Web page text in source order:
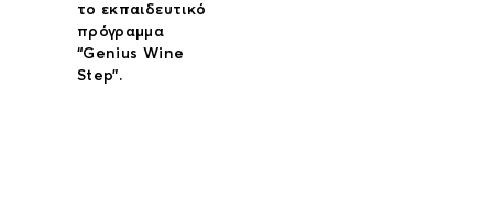
το εκπαιδευτικό
πρόγραμμα
“Genius Wine
Step”.